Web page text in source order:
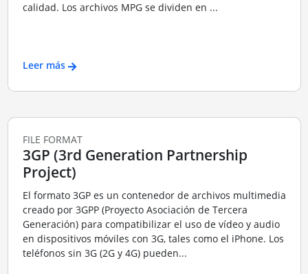
calidad. Los archivos MPG se dividen en ...
Leer más
FILE FORMAT
3GP (3rd Generation Partnership
Project)
El formato 3GP es un contenedor de archivos multimedia
creado por 3GPP (Proyecto Asociación de Tercera
Generación) para compatibilizar el uso de vídeo y audio
en dispositivos móviles con 3G, tales como el iPhone. Los
teléfonos sin 3G (2G y 4G) pueden...